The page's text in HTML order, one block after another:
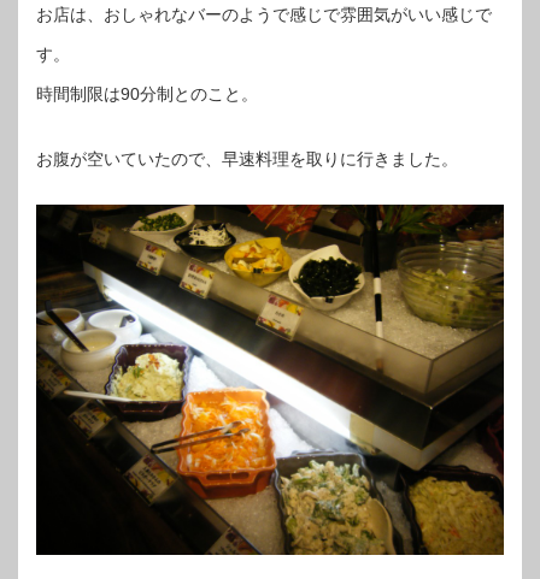
お店は、おしゃれなバーのようで感じで雰囲気がいい感じで
す。
時間制限は90分制とのこと。
お腹が空いていたので、早速料理を取りに行きました。